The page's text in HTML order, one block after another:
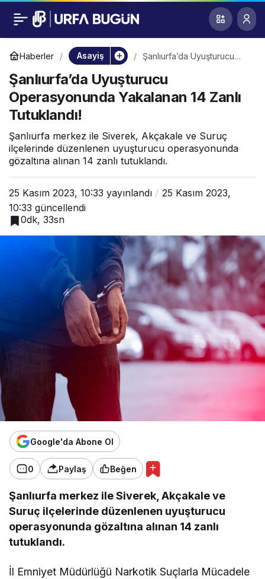
Haberler Asayiş
Şanlıurfa’da Uyuşturucu
14 Zanlı Tutuklandı!
Şanlıurfa’da Uyuşturucu
Operasyonunda Yakalanan 14 Zanlı
Tutuklandı!
Şanlıurfa merkez ile Siverek, Akçakale ve Suruç
ilçelerinde düzenlenen uyuşturucu operasyonunda
gözaltına alınan 14 zanlı tutuklandı.
25 Kasım 2023, 10:33 yayınlandı
25 Kasım 2023,
10:33 güncellendi
0dk, 33sn
Google'da Abone Ol
0 Paylaş Beğen
Şanlıurfa merkez ile Siverek, Akçakale ve
Suruç ilçelerinde düzenlenen uyuşturucu
operasyonunda gözaltına alınan 14 zanlı
tutuklandı.
İl Emniyet Müdürlüğü Narkotik Suçlarla Mücadele
Şanlıurfa’da
Uyuşturucu
Operasyonunda
Yakalanan 14 Zanlı
Tutuklandı!
0